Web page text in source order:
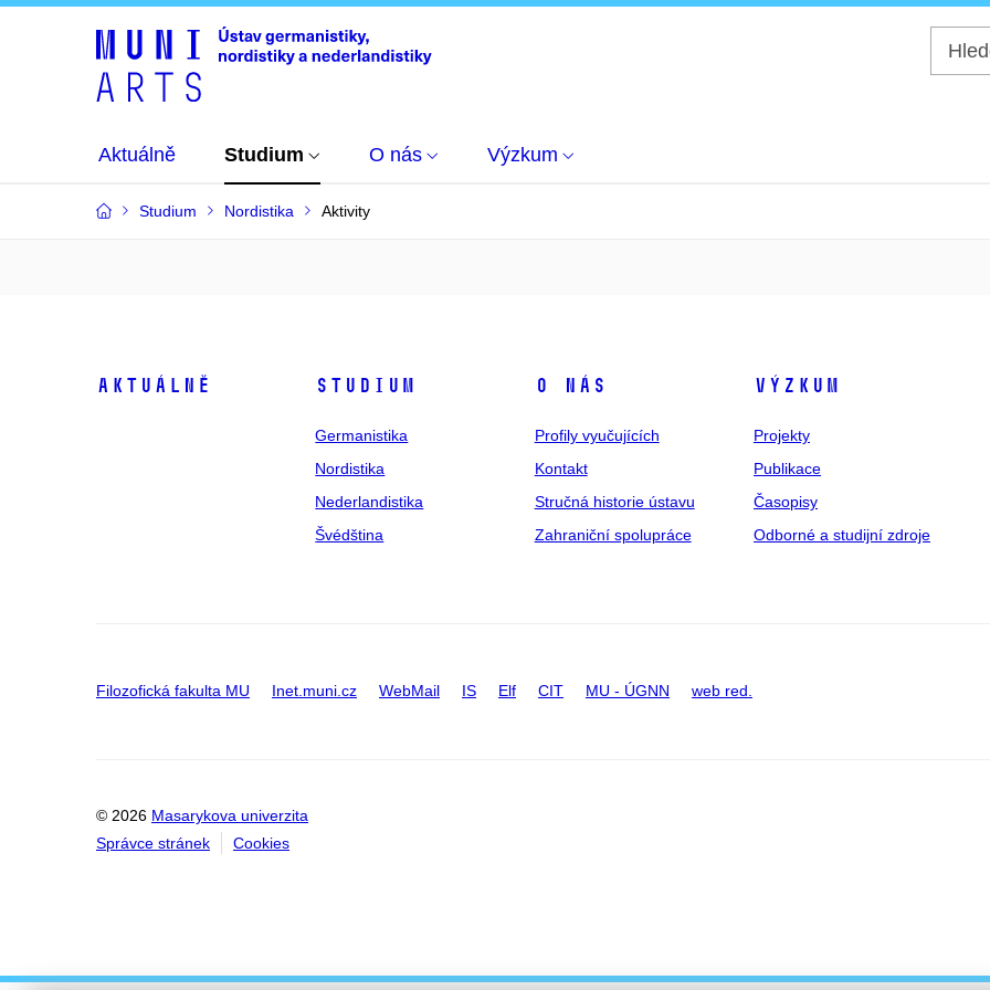
Aktuálně Studium O nás Výzkum
Studium Nordistika Aktivity
Aktuálně Studium
Germanistika
Nordistika
Nederlandistika
Švédština
O nás
Profily vyučujících
Kontakt
Stručná historie ústavu
Zahraniční spolupráce
Výzkum
Projekty
Publikace
Časopisy
Odborné a studijní zdroje
Filozofická fakulta MU Inet.muni.cz WebMail IS Elf CIT MU - ÚGNN web red.
© 2026 Masarykova univerzita
Správce stránek
Cookies